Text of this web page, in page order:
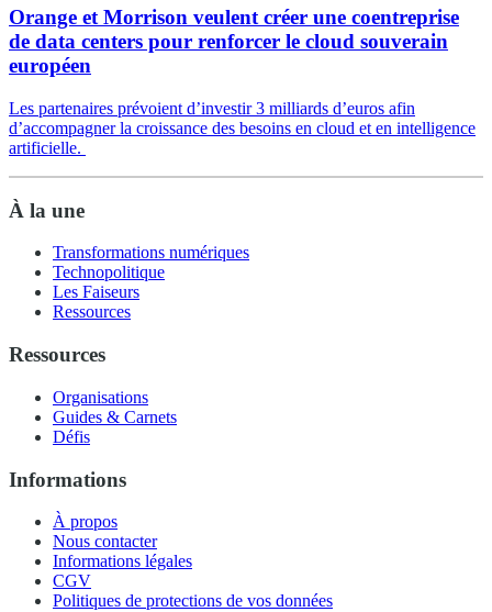
Orange et Morrison veulent créer une coentreprise
de data centers pour renforcer le cloud souverain
européen
Les partenaires prévoient d’investir 3 milliards d’euros afin
d’accompagner la croissance des besoins en cloud et en intelligence
artificielle.
À la une
Transformations numériques
Technopolitique
Les Faiseurs
Ressources
Ressources
Organisations
Guides & Carnets
Défis
Informations
À propos
Nous contacter
Informations légales
CGV
Politiques de protections de vos données